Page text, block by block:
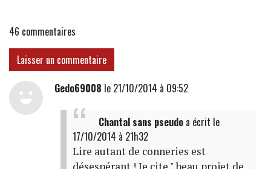
46 commentaires
Laisser un commentaire
Gedo69008 le 21/10/2014 à 09:52
Chantal sans pseudoa écrit le
17/10/2014 à 21h32
Lire autant de conneries est
désespérant ! Je cite " beau projet de